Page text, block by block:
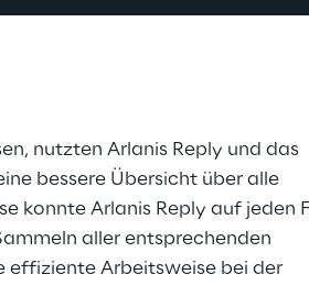
nutzten Arlanis Reply und das
bessere Übersicht über alle
konnte Arlanis Reply auf jeden
aller entsprechenden
effiziente Arbeitsweise bei der